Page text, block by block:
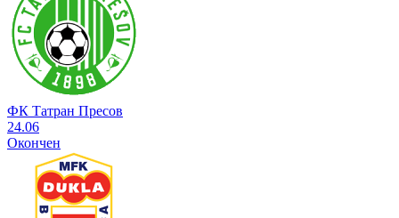
ФК Татран Пресов
24.06
Окончен